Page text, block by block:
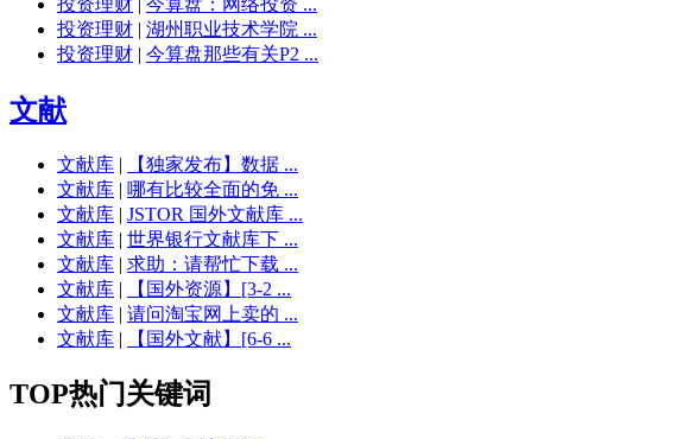
投资理财 | 湖州职业技术学院 ...
投资理财 | 今算盘那些有关P2 ...
文献
文献库 |
【独家发布】数据 ...
文献库 | 哪有比较全面的免 ...
文献库 | JSTOR 国外文献库 ...
文献库 | 世界银行文献库下 ...
文献库 | 求助：请帮忙下载 ...
文献库 |
【国外资源】[3-2 ...
文献库 | 请问淘宝网上卖的 ...
文献库 | 【国外文献】[6-6 ...
TOP热门关键词